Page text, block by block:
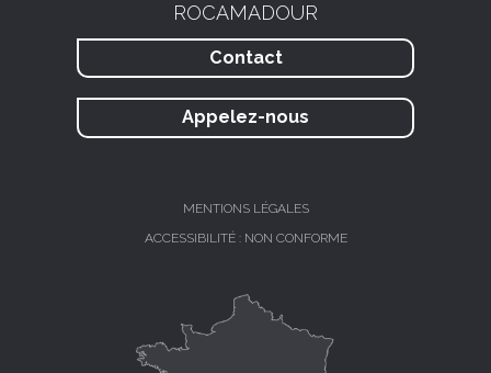
ROCAMADOUR
Contact
Appelez-nous
MENTIONS LÉGALES
ACCESSIBILITÉ : NON CONFORME